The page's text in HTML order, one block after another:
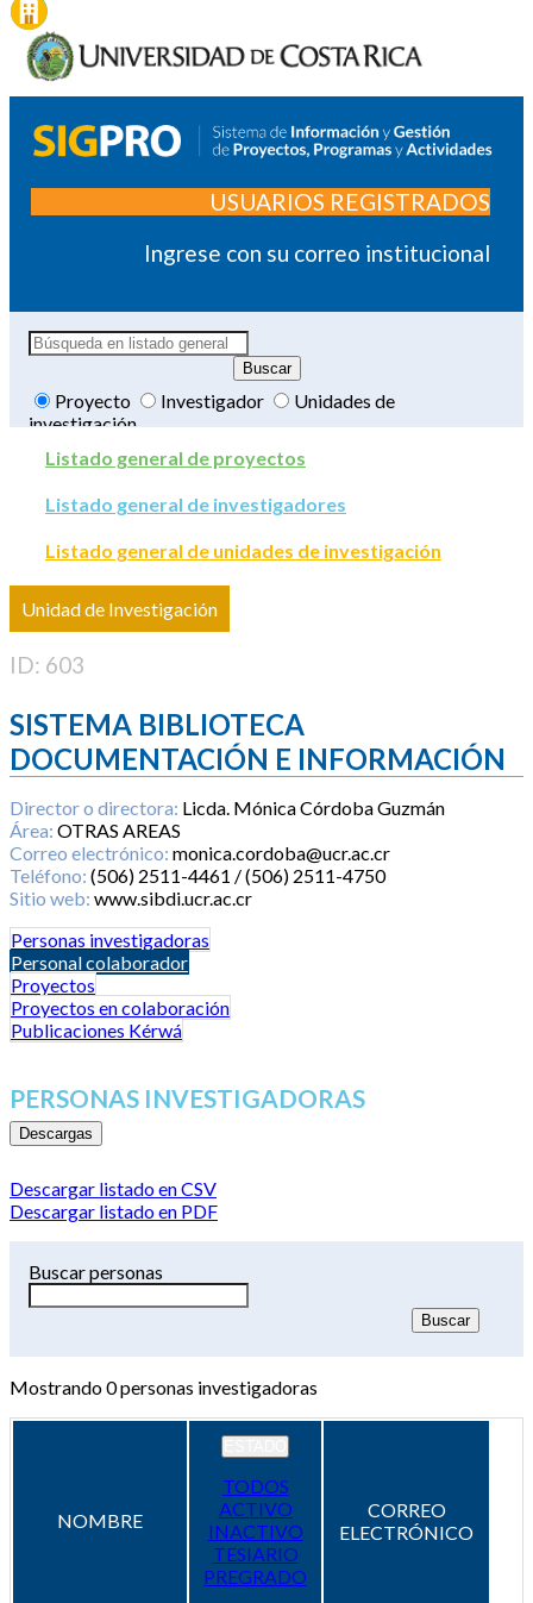
USUARIOS REGISTRADOS
Ingrese con su correo institucional
Proyecto Investigador
Unidades de
investigación
Listado general de proyectos
Listado general de investigadores
Listado general de unidades de investigación
Unidad de Investigación
ID: 603
SISTEMA BIBLIOTECA
DOCUMENTACIÓN E INFORMACIÓN
Director o directora: Licda. Mónica Córdoba Guzmán
Área: OTRAS AREAS
Correo electrónico: monica.cordoba@ucr.ac.cr
Teléfono: (506) 2511-4461 / (506) 2511-4750
Sitio web: www.sibdi.ucr.ac.cr
Personas investigadoras
Personal colaborador
Proyectos
Proyectos en colaboración
Publicaciones Kérwá
PERSONAS INVESTIGADORAS
Descargas
Descargar listado en CSV
Descargar listado en PDF
Buscar personas
Mostrando0personas investigadoras
NOMBRE
TODOS
ACTIVO
INACTIVO
TESIARIO
PREGRADO
CORREO
ELECTRÓNICO